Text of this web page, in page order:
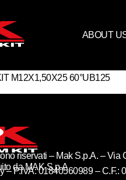
ABOUT
M12X1,50X25 60°UB125
da MAK S.p.A
riservati – Mak S.p.A. – Via
– P.IVA: 01840560989 – C.F.: